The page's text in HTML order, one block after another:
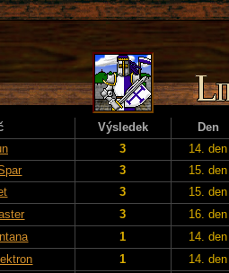
Výsledek
Den
3
14. den
3
15. den
3
15. den
3
16. den
1
14. den
1
14. den